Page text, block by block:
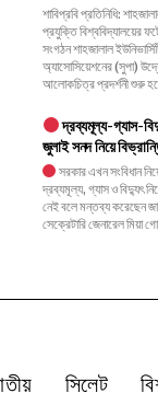
শাবিপ্রবি প্রতিনিধি: শাহজালাল বিজ্ঞান ও
প্রযুক্তি বিশ্ববিদ্যালয়ের
সংগঠন শাহজালাল
অ্যাসোসিয়েশনের (সুপা)
আলোকচিত্র প্রদর্শনী শুরু
৬ আগস্ট থেকে ৮ আগস্ট পর্যন্ত প্রথম পর্বে
বিশ্ববিদ্যালয়ে এ
মঙ্গলবার (৪ আগস্ট)
দ্রব্যমূল্য-গ্যাস-
জুলাই সনদ নিয়ে
সরকার এখন সংবিধান
দ্রব্যমূল্য, গ্যাস ও বিদ্যুৎ
নেই বলে মন্তব্য করেছেন
সেক্রেটারি জেনারেল মিয়া
সোমবার রাজধানীর মগবাজারে
কার্যালয়ে আয়োজিত এক
বলেন তিনি। মিয়া গোলাম
সিলেট